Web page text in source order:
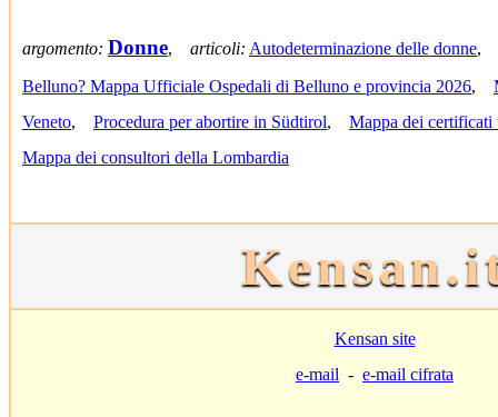
argomento: Donne, articoli: Autodeterminazione delle donne,
Belluno? Mappa Ufficiale Ospedali di Belluno e provincia 2026,
Veneto, Procedura per abortire in Südtirol, Mappa dei certificati
Mappa dei consultori della Lombardia
Kensan site
e-mail - e-mail cifrata